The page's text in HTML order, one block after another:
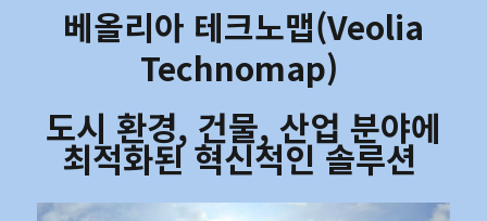
베올리아 테크노맵(Veolia
Technomap)
도시 환경, 건물, 산업 분야에
최적화된 혁신적인 솔루션